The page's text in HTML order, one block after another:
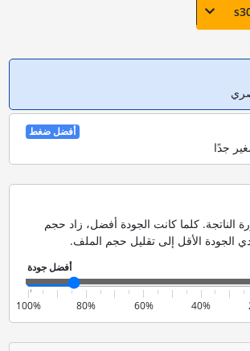
s
جدًا
أفضل ضغط
الناتجة. كلما كانت الجودة أفضل، زاد حجم
الجودة الأقل إلى تقليل حجم الملف.
40%
60%
80%
100%